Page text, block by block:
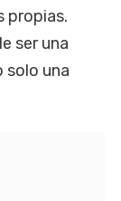
propias.
ser una
solo una